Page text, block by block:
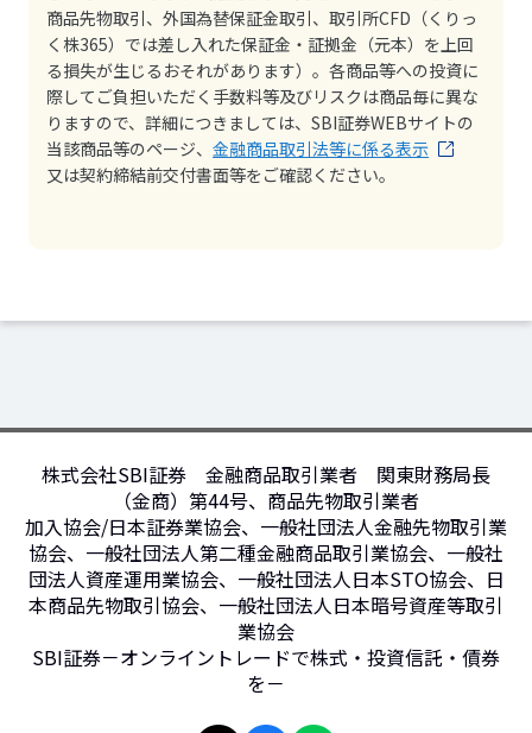
商品先物取引、外国為替保証金取引、取引所CFD（くりっ
く株365）では差し入れた保証金・証拠金（元本）を上回
る損失が生じるおそれがあります）。各商品等への投資に
際してご負担いただく手数料等及びリスクは商品毎に異な
りますので、詳細につきましては、SBI証券WEBサイトの
当該商品等のページ、金融商品取引法等に係る表示
又は契約締結前交付書面等をご確認ください。
株式会社SBI証券 金融商品取引業者 関東財務局長
（金商）第44号、商品先物取引業者
加入協会/日本証券業協会、一般社団法人金融先物取引業
協会、一般社団法人第二種金融商品取引業協会、一般社
団法人資産運用業協会、一般社団法人日本STO協会、日
本商品先物取引協会、一般社団法人日本暗号資産等取引
業協会
SBI証券－オンライントレードで株式・投資信託・債券
を－